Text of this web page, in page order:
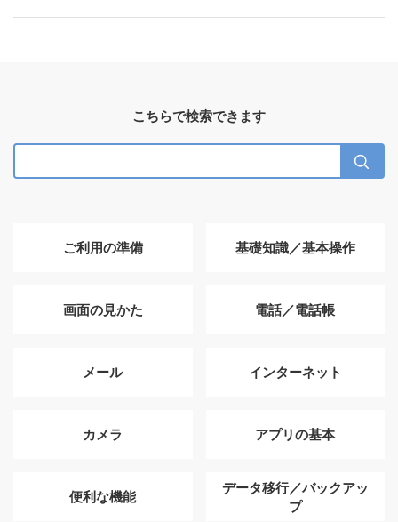
こちらで検索できます
ご利用の準備 基礎知識／基本操作
画面の見かた 電話／電話帳
メール インターネット
カメラ アプリの基本
便利な機能
データ移行／バックアッ
プ